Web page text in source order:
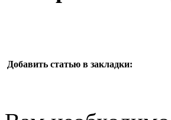
Добавить статью в закладки: